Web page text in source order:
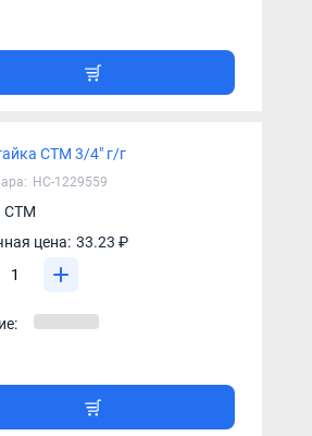
СТМ 3/4" г/г
НС-1229559
СТМ
цена: 33.23 ₽